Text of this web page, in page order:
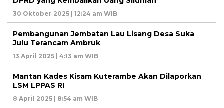
30 Oktober 2025 | 12:24 am WIB
Pembangunan Jembatan Lau Lisang Desa Suka
Julu Terancam Ambruk
13 April 2025 | 4:13 am WIB
Mantan Kades Kisam Kuterambe Akan Dilaporkan
LSM LPPAS RI
8 April 2025 | 8:54 am WIB